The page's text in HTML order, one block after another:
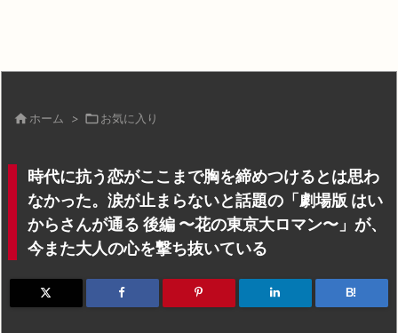
 ホーム > お気に入り
時代に抗う恋がここまで胸を締めつけるとは思わ
なかった。涙が止まらないと話題の「劇場版 はい
からさんが通る 後編 〜花の東京大ロマン〜」が、
今また大人の心を撃ち抜いている
B!